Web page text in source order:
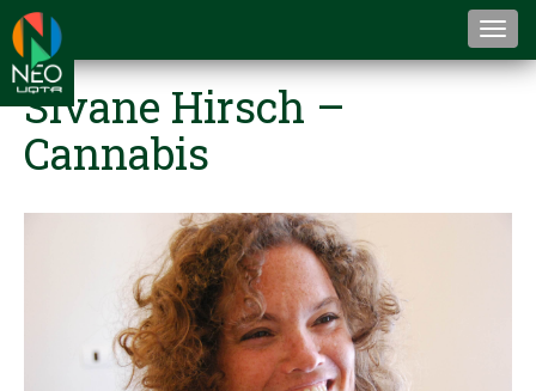
Sivane Hirsch –
Cannabis